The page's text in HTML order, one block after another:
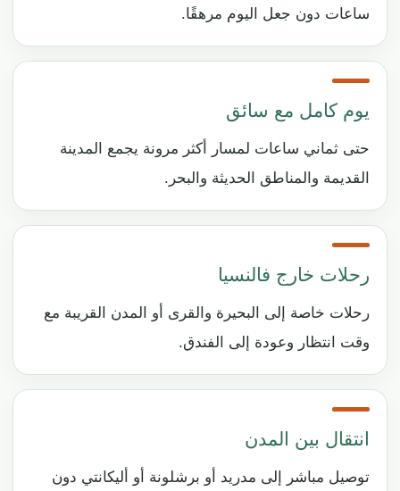
ساعات دون جعل اليوم مرهقًا.
يوم كامل مع سائق
حتى ثماني ساعات لمسار أكثر مرونة يجمع المدينة
القديمة والمناطق الحديثة والبحر.
رحلات خارج فالنسيا
رحلات خاصة إلى البحيرة والقرى أو المدن القريبة مع
وقت انتظار وعودة إلى الفندق.
انتقال بين المدن
توصيل مباشر إلى مدريد أو برشلونة أو أليكانتي دون